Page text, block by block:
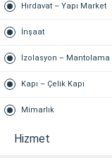
Hırdavat – Yapı Market
İnşaat
İzolasyon – Mantolama
Kapı – Çelik Kapı
Mimarlık
Hizmet